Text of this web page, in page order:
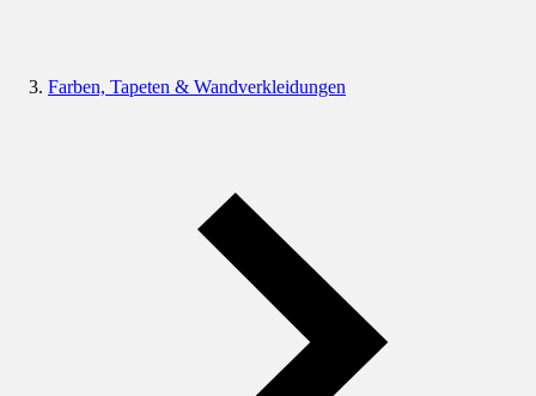
Farben, Tapeten & Wandverkleidungen